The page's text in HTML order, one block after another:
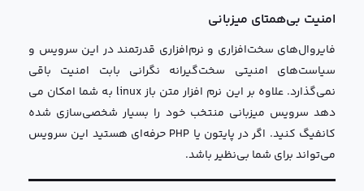
امنیت بی‌همتای میزبانی
فایروال‌های سخت‌افزاری و نرم‌افزاری قدرتمند در این سرویس و
سیاست‌های امنیتی سخت‌گیرانه نگرانی بابت امنیت باقی
نمی‌گذارد. علاوه بر این نرم افزار متن باز linux به شما امکان می
دهد سرویس میزبانی منتخب خود را بسیار شخصی‌سازی شده
کانفیگ‌ کنید. اگر در پایتون یا PHP حرفه‌ای هستید این سرویس
می‌تواند برای شما بی‌نظیر باشد.